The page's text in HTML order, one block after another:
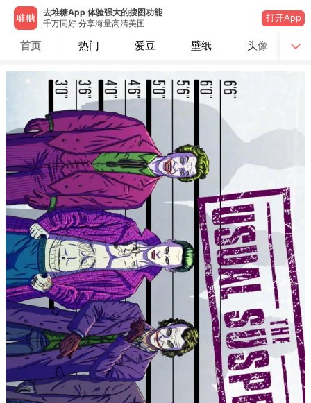
去堆糖App 体验强大的搜图功能
千万同好 分享海量高清美图
打开App
首页 热门 爱豆 壁纸 头像